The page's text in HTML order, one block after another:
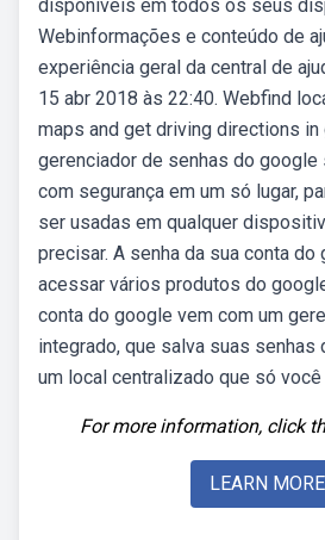
disponíveis em todos os seus
Webinformações e conteúdo de
experiência geral da central de
15 abr 2018 às 22:40. Webfind
maps and get driving directions in
gerenciador de senhas do google
com segurança em um só lugar,
ser usadas em qualquer
precisar. A senha da sua conta do
acessar vários produtos do
conta do google vem com um
integrado, que salva suas senhas
um local centralizado que só
For more information, click
LEARN MORE